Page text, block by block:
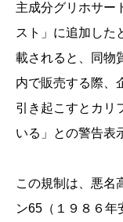
主成分グリホサー
スト」に追加した
載されると、同物
内で販売する際、
引き起こすとカリ
いる」との警告表
この規制は、悪名
ン65（１９８６年